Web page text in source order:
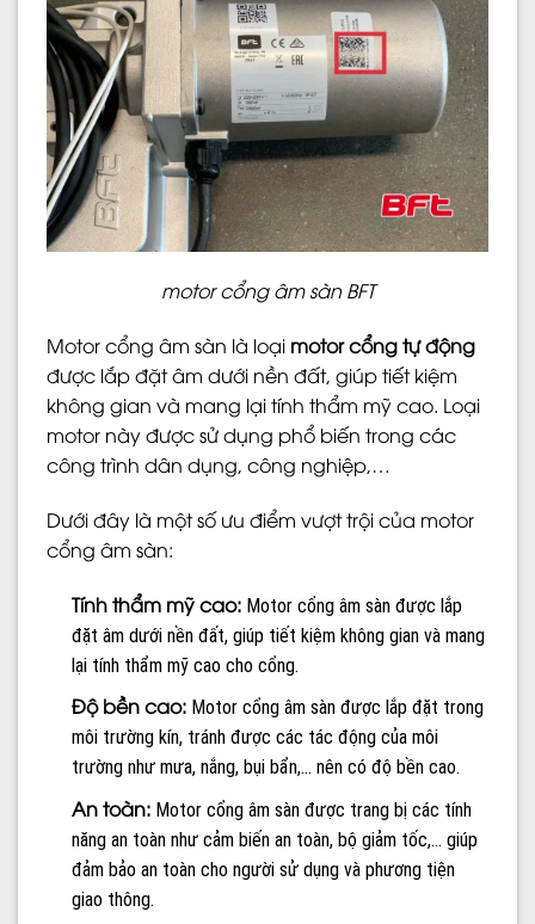
motor cổng âm sàn BFT
Motor cổng âm sàn là loại motor cổng tự động
được lắp đặt âm dưới nền đất, giúp tiết kiệm
không gian và mang lại tính thẩm mỹ cao. Loại
motor này được sử dụng phổ biến trong các
công trình dân dụng, công nghiệp,…
Dưới đây là một số ưu điểm vượt trội của motor
cổng âm sàn:
Tính thẩm mỹ cao:Motor cổng âm sàn được lắp
đặt âm dưới nền đất, giúp tiết kiệm không gian và mang
lại tính thẩm mỹ cao cho cổng.
Độ bền cao:Motor cổng âm sàn được lắp đặt trong
môi trường kín, tránh được các tác động của môi
trường như mưa, nắng, bụi bẩn,… nên có độ bền cao.
An toàn:Motor cổng âm sàn được trang bị các tính
năng an toàn như cảm biến an toàn, bộ giảm tốc,… giúp
đảm bảo an toàn cho người sử dụng và phương tiện
giao thông.